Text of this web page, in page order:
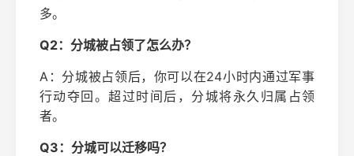
多。
Q2：分城被占领了怎么办？
A：分城被占领后，你可以在24小时内通过军事
行动夺回。超过时间后，分城将永久归属占领
者。
Q3：分城可以迁移吗？